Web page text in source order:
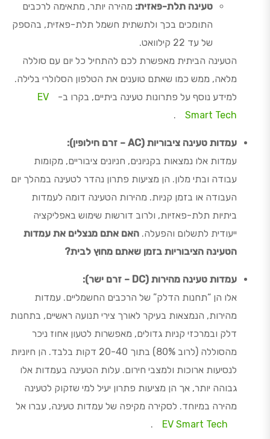
טעינה תלת-פאזית: מהירה יותר, מתאימה לרכבים
התומכים בכך ולתשתית חשמל תלת-פאזית, בהספק
של עד 22 קילוואט.
הטעינה הביתית מאפשרת לכם להתחיל כל יום עם סוללה
מלאה, ממש כמו שאתם טוענים את הטלפון הסלולרי בלילה.
למידע נוסף על פתרונות טעינה ביתיים, בקרו ב-
EV
Smart Tech
.
עמדות טעינה ציבוריות (AC – זרם חילופין):
עמדות אלו נמצאות בקניונים, חניונים ציבוריים, מקומות
עבודה ובתי מלון. הן מציעות פתרון נהדר לטעינה במהלך יום
העבודה או בזמן קניות. מהירות הטעינה דומה לעמדות
ביתיות תלת-פאזיות, ולרוב דורשות שימוש באפליקציה
ייעודית לתשלום והפעלה. האם אתם מנצלים את עמדות
הטעינה הציבוריות בזמן שאתם מחוץ לבית?
עמדות טעינה מהירות (DC – זרם ישר):
אלו הן “תחנות הדלק” של הרכבים החשמליים. עמדות
מהירות, הנמצאות בעיקר לאורך צירי תנועה ראשיים, בתחנות
דלק ובמרכזי קניות גדולים, מאפשרות לטעון אחוז ניכר
מהסוללה (לרוב 80%) בתוך 20-40 דקות בלבד. הן חיוניות
לנסיעות ארוכות ולמצבי חירום. עלות הטעינה בעמדות אלו
גבוהה יותר, אך הן מציעות פתרון יעיל למי שזקוק לטעינה
מהירה במיוחד. לסקירה מקיפה של עמדות טעינה, עברו אל
EV Smart Tech
.